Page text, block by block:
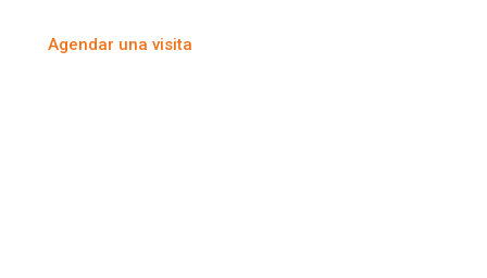
Agendar una visita